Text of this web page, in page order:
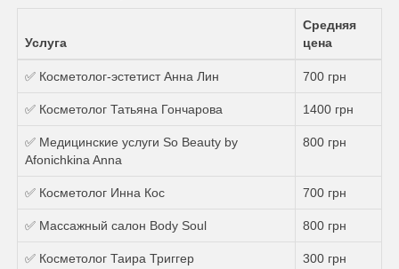
Услуга
Средняя
цена
✅ Косметолог-эстетист Анна Лин 700 грн
✅ Косметолог Татьяна Гончарова 1400 грн
✅ Медицинские услуги So Beauty by
Afonichkina Anna
800 грн
✅ Косметолог Инна Кос 700 грн
✅ Массажный салон Body Soul 800 грн
✅ Косметолог Таира Триггер 300 грн